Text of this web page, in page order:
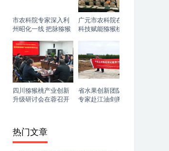
市农科院专家深入利
州昭化一线 把脉猕猴
广元市农科院在全市
科技赋能猕猴桃、茶
报
四川猕猴桃产业创新
升级研讨会在蓉召开
省水果创新团队岗位
专家赴江油剑阁两地
热门文章